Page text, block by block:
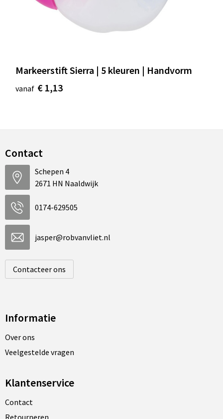
Markeerstift Sierra | 5 kleuren | Handvorm
vanaf € 1,13
Contact
Schepen 4
2671 HN Naaldwijk
0174-629505
jasper@robvanvliet.nl
Contacteer ons
Informatie
Over ons
Veelgestelde vragen
Klantenservice
Contact
Retourneren